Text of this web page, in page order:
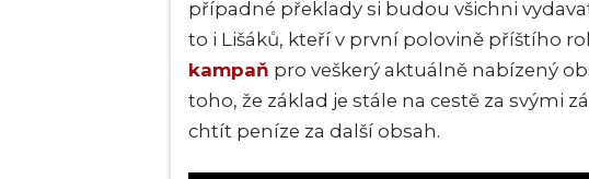
případné překlady si budou všichni
to i Lišáků, kteří v první polovině příštího
kampaň pro veškerý aktuálně nabízený
toho, že základ je stále na cestě za svými
chtít peníze za další obsah.